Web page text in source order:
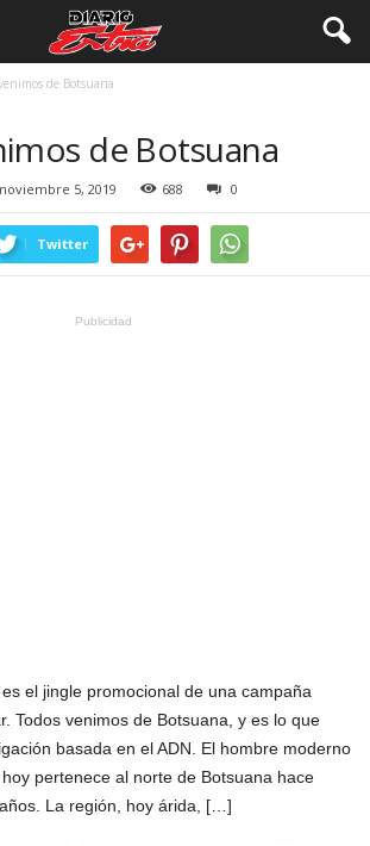
de Botsuana
de Botsuana
noviembre 5, 2019 688 0
Twitter
Publicidad
el jingle promocional de una campaña
Todos venimos de Botsuana, y es lo que
basada en el ADN. El hombre moderno
pertenece al norte de Botsuana hace
La región, hoy árida, […]